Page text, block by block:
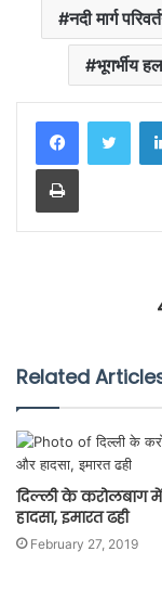
नदी मार्ग
भूगर्भीय
Print
Related
दिल्ली के करोलबाग
हादसा, इमारत ढही
February 27, 2019